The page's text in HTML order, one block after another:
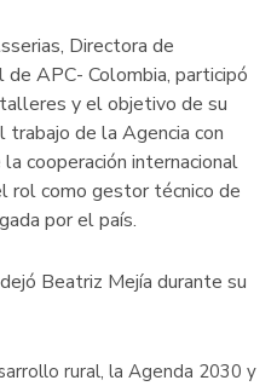
Directora de
APC- Colombia, participó
y el objetivo de su
trabajo de la Agencia con
cooperación internacional
rol como gestor técnico de
por el país.
Beatriz Mejía durante su
rural, la Agenda 2030 y